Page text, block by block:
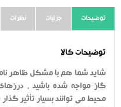
توضیحات جزئیات نظرات
توضیحات کالا
شاید شما هم با مشکل ظاهر
گاز مواجه شده باشید ،
محیط می توانند بسیار تأثیر